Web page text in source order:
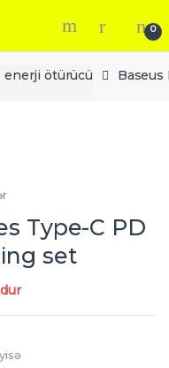
0
enerji ötürücü Baseus
Type-C PD
set